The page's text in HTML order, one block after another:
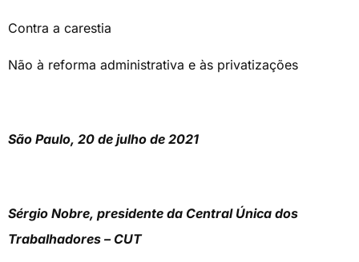
Contra a carestia
Não à reforma administrativa e às privatizações
São Paulo, 20 de julho de 2021
Sérgio Nobre, presidente da Central Única dos
Trabalhadores – CUT